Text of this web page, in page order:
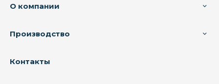
О компании
Производство
Контакты